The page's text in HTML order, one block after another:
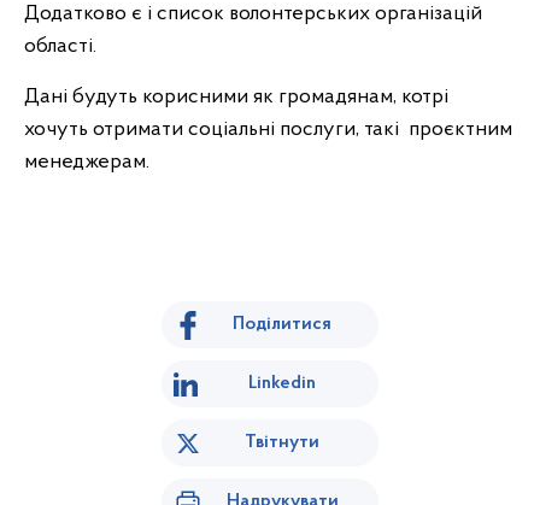
Додатково є і список волонтерських організацій
області.
Дані будуть корисними як громадянам, котрі
хочуть отримати соціальні послуги, такі проєктним
менеджерам.
Поділитися
Linkedin
Твітнути